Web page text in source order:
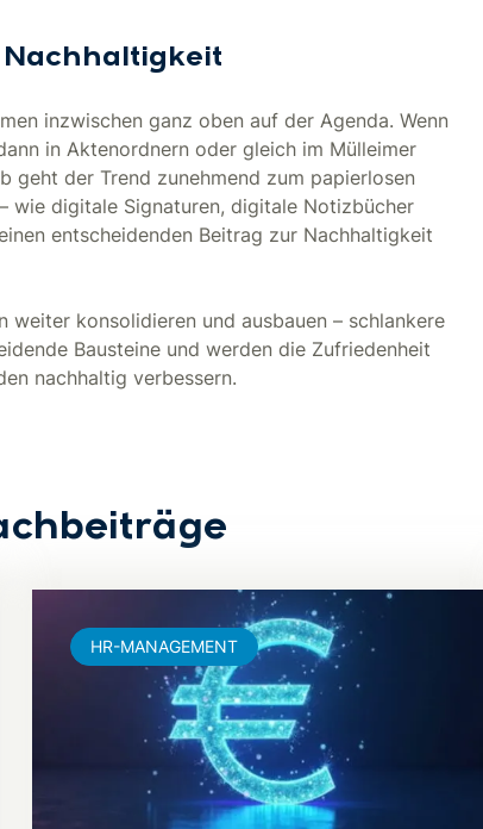
inzwischen ganz oben auf der Agenda. Wenn
in Aktenordnern oder gleich im Mülleimer
geht der Trend zunehmend zum papierlosen
wie digitale Signaturen, digitale Notizbücher
entscheidenden Beitrag zur Nachhaltigkeit
konsolidieren und ausbauen – schlankere
Bausteine und werden die Zufriedenheit
nachhaltig verbessern.
HR-MANAGEMENT